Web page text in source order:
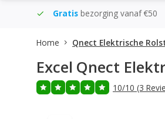
Gratis bezorging vanaf €50
Home Qnect Elektrische
Excel Qnect
10/10 (3